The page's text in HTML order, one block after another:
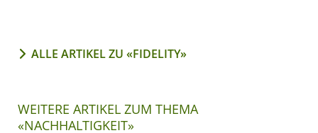
ALLE ARTIKEL ZU «FIDELITY»
WEITERE ARTIKEL ZUM THEMA
«NACHHALTIGKEIT»